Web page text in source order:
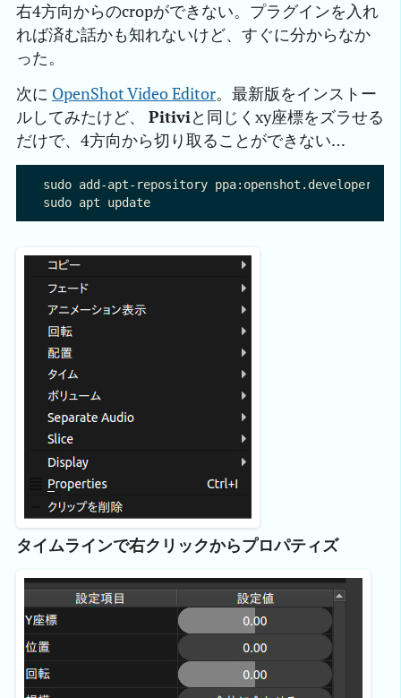
右4方向からのcropができない。プラグインを入れ
れば済む話かも知れないけど、すぐに分からなか
った。
次に OpenShot Video Editor。最新版をインストー
ルしてみたけど、 Pitiviと同じくxy座標をズラせる
だけで、4方向から切り取ることができない…
sudo add-apt-repository ppa:openshot.developers/
タイムラインで右クリックからプロパティズ